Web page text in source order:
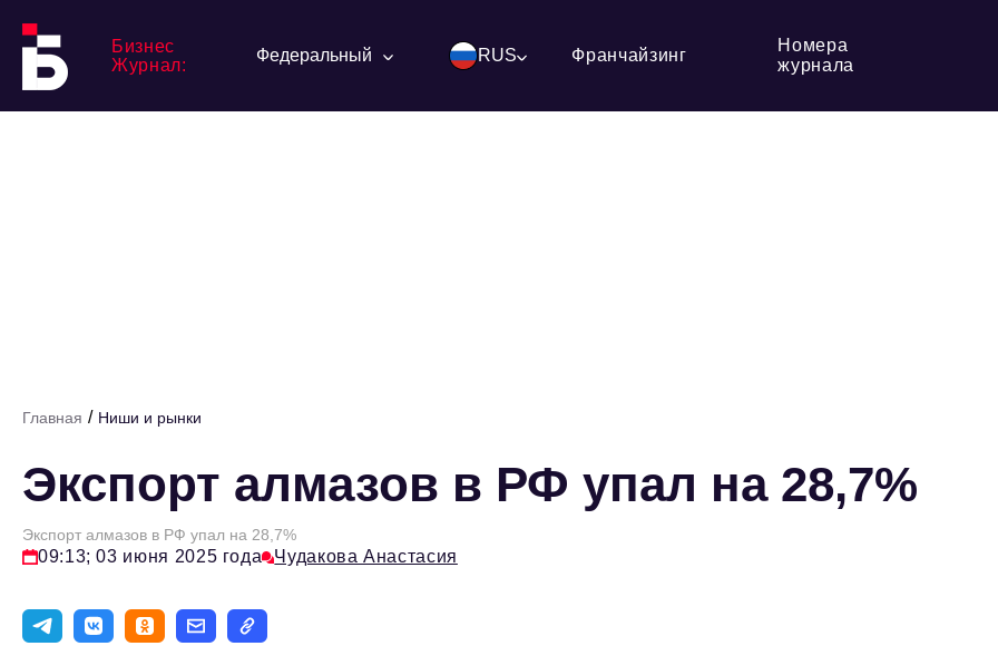
Бизнес
Журнал:
Федеральный RUS Франчайзинг
Номера
журнала
Главная / Ниши и рынки
Экспорт алмазов в РФ упал на 28,7%
Экспорт алмазов в РФ упал на 28,7%
09:13; 03 июня 2025 года Чудакова Анастасия